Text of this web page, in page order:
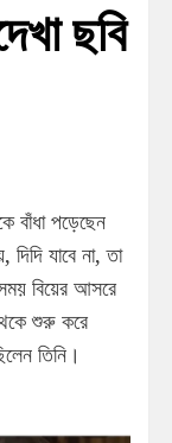
ছবি
বাঁধা পড়েছেন
যাবে না, তা
বিয়ের আসরে
শুরু করে
তিনি।